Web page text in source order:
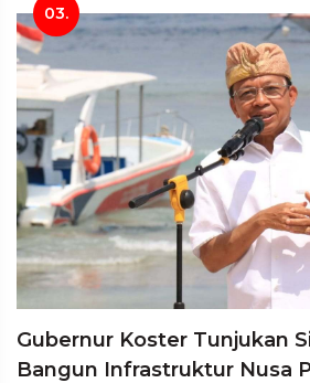
03.
Gubernur Koster Tunjukan
Bangun Infrastruktur Nusa